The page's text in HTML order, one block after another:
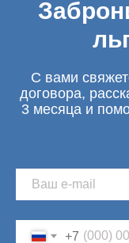
С вами
договора,
3 месяца и
+7